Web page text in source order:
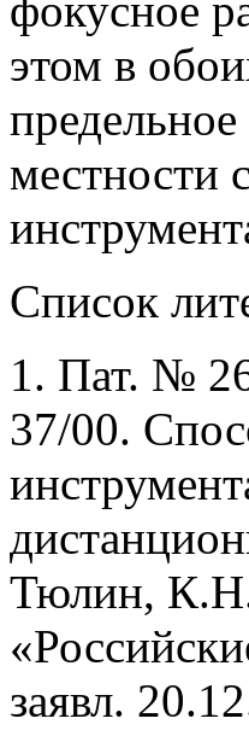
фокусное
этом в
местности
Список
1. Пат. №
37/00.
Тюлин, К.Н.
заявл.